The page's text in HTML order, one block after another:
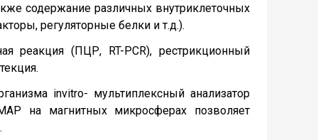
содержание различных внутриклеточных
регуляторные белки и т.д.).
реакция (ПЦР, RT-PCR), рестрикционный
invitro- мультиплексный анализатор
на магнитных микросферах позволяет